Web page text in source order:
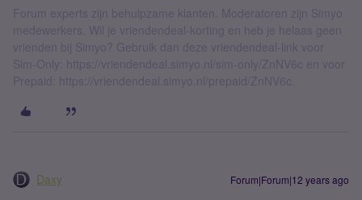
Forum experts zijn behulpzame klanten. Moderatoren zijn Simyo
medewerkers. Wil je vriendendeal-korting en heb je helaas geen
vrienden bij Simyo? Gebruik dan deze vriendendeal-link voor
Sim-Only: https://vriendendeal.simyo.nl/sim-only/ZnNV6c en voor
Prepaid: https://vriendendeal.simyo.nl/prepaid/ZnNV6c.
Daxy Forum|Forum|12 years ago